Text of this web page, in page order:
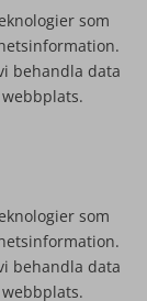
som
behandla data
som
behandla data